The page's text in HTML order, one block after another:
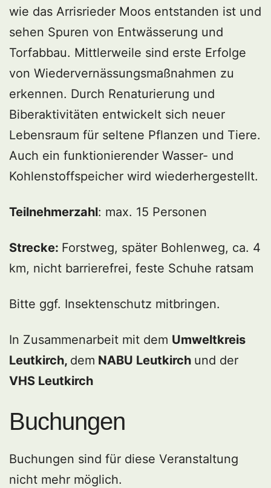
wie das Arrisrieder Moos entstanden ist und
sehen Spuren von Entwässerung und
Torfabbau. Mittlerweile sind erste Erfolge
von Wiedervernässungsmaßnahmen zu
erkennen. Durch Renaturierung und
Biberaktivitäten entwickelt sich neuer
Lebensraum für seltene Pflanzen und Tiere.
Auch ein funktionierender Wasser- und
Kohlenstoffspeicher wird wiederhergestellt.
Teilnehmerzahl: max. 15 Personen
Strecke: Forstweg, später Bohlenweg, ca. 4
km, nicht barrierefrei, feste Schuhe ratsam
Bitte ggf. Insektenschutz mitbringen.
In Zusammenarbeit mit dem Umweltkreis
Leutkirch, dem NABU Leutkirch und der
VHS Leutkirch
Buchungen
Buchungen sind für diese Veranstaltung
nicht mehr möglich.